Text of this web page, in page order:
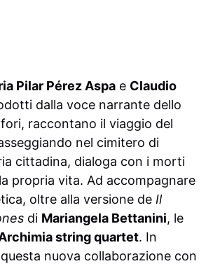
Pilar Pérez Aspa e Claudio
dalla voce narrante dello
raccontano il viaggio del
nel cimitero di
cittadina, dialoga con i morti
propria vita. Ad accompagnare
oltre alla versione de Il
di Mariangela Bettanini, le
string quartet. In
nuova collaborazione con